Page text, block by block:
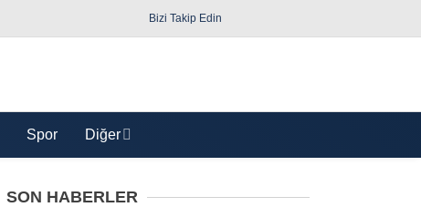
Bizi Takip Edin
Spor Diğer
SON HABERLER